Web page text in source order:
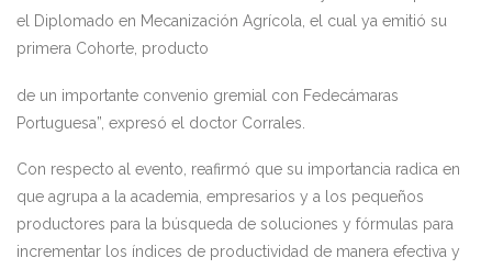
el Diplomado en Mecanización Agrícola, el cual ya emitió su
primera Cohorte, producto
de un importante convenio gremial con Fedecámaras
Portuguesa”, expresó el doctor Corrales.
Con respecto al evento, reafirmó que su importancia radica en
que agrupa a la academia, empresarios y a los pequeños
productores para la búsqueda de soluciones y fórmulas para
incrementar los índices de productividad de manera efectiva y